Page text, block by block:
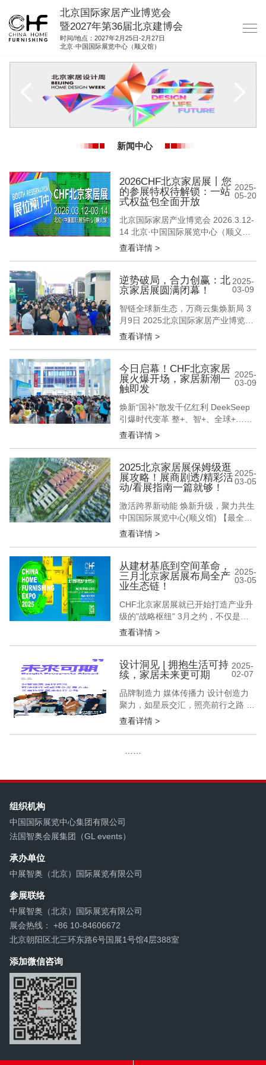
北京国际家居产业博览会
暨2027年第36届北京建博会
时间/地点：2027年2月25日-2月27日
北京·中国国际展览中心（顺义馆）
资料下载
集团展会
参展联络
新闻中心
2026CHF北京家居展丨您
的参展特权待解锁：一站
式权益包全面开放
2025-
05-20
北京国际家居产业博览会 2026.3.12-
14 北京·中国国际展览中心（顺义
馆） 当行业深陷“智能参数内卷”“概念
15万+专业采购商现场对接 数十场商
贸对接会精准匹配 在这个数据至上的
时代 我们始终坚信 真正的商业价值
始于...
查看详情 >
逆势破局，合力创赢：北
京家居展圆满闭幕！
2025-
03-09
智链全球新生态，万商云集焕新局 3
月9日 2025北京国际家居产业博览会
圆满闭幕 从整装革命到智居生态 从
千帆竞发、百舸争流的产业交响曲 擂
响2025年家居人全力增长的新战鼓
现场新品臻品展示超万件，成为品牌
方们首发首秀新一年度产...
查看详情 >
今日启幕！CHF北京家居
展火爆开场，家居新潮一
触即发
2025-
03-09
焕新“国补”散发千亿红利 DeekSeep
引爆时代变革 整+、智+、全球+……
3月6日，CHF北京国际家居展盛大启
点 以“链接家居新品类 激发跨界新动
能”为展会新主题 呈现一场北京为
圆、辐射全球的家居盛宴 3000+品
牌、1...
查看详情 >
2025北京家居展保姆级逛
展攻略！展商剧透/精彩活
动/看展指南一篇就够！
2025-
03-05
激活跨界新动能 焕新升级，聚力共生
中国国际展览中心(顺义馆) 【最全逛
展攻略】助您观展不迷路！ 观展时间
顺义区天竺空港城商务区裕翔路88号
首都国际会展中心（新国展二期） 观
众从以上任意一个登录区扫码进入展
馆 交通指南 -地铁...
查看详情 >
从建材基底到空间革命，
三月北京家居展布局全产
业生态链！
2025-
03-05
CHF北京家居展就已开始打造产业升
级的"战略枢纽" 3月之约，不仅是展
会之约 更是一场定义产业未来的"生
的完整作战沙盘 CHF北京家居展努力
通过重构"资源整合"的维度 将跨界经
销商×先锋设计师×匠心装企×优质供
应链企...
查看详情 >
设计洞见 | 拥抱生活可持
续，家居未来更可期
2025-
02-07
品牌制造力 媒体传播力 设计创造力
聚力，如星辰交汇，照亮前行之路 构
筑交流平台 深挖产品精髓 拓展市场
焦点，似浪潮席卷各个领域，深刻影
查看详情 >
组织机构
中国国际展览中心集团有限公司
法国智奥会展集团（GL events）
承办单位
中展智奥（北京）国际展览有限公司
参展联络
中展智奥（北京）国际展览有限公司
展会热线： +86 10-84606672
北京朝阳区北三环东路6号国展1号馆4层388室
添加微信咨询